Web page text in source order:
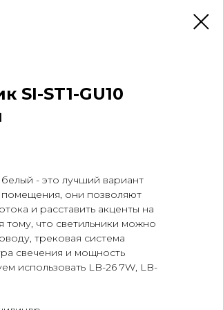
SI-ST1-GU10
белый - это лучший вариант
помещения, они позволяют
и расставить акценты на
тому, что светильники можно
трековая система
свечения и мощность
использовать LB-26 7W, LB-